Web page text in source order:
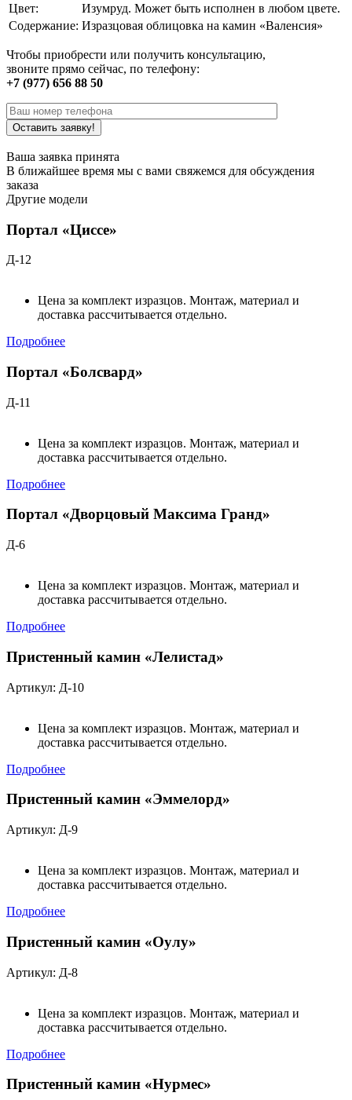
Цвет:
Изумруд. Может быть исполнен в любом цвете.
Содержание: Изразцовая облицовка на камин «Валенсия»
Чтобы приобрести или получить консультацию,
звоните прямо сейчас, по телефону:
+7 (977) 656 88 50
Ваша заявка принята
В ближайшее время мы с вами свяжемся для обсуждения
заказа
Другие модели
Портал «Циссе»
Д-12
Цена за комплект изразцов. Монтаж, материал и
доставка рассчитывается отдельно.
Подробнее
Портал «Болсвард»
Д-11
Цена за комплект изразцов. Монтаж, материал и
доставка рассчитывается отдельно.
Подробнее
Портал «Дворцовый Максима Гранд»
Д-6
Цена за комплект изразцов. Монтаж, материал и
доставка рассчитывается отдельно.
Подробнее
Пристенный камин «Лелистад»
Артикул: Д-10
Цена за комплект изразцов. Монтаж, материал и
доставка рассчитывается отдельно.
Подробнее
Пристенный камин «Эммелорд»
Артикул: Д-9
Цена за комплект изразцов. Монтаж, материал и
доставка рассчитывается отдельно.
Подробнее
Пристенный камин «Оулу»
Артикул: Д-8
Цена за комплект изразцов. Монтаж, материал и
доставка рассчитывается отдельно.
Подробнее
Пристенный камин «Нурмес»